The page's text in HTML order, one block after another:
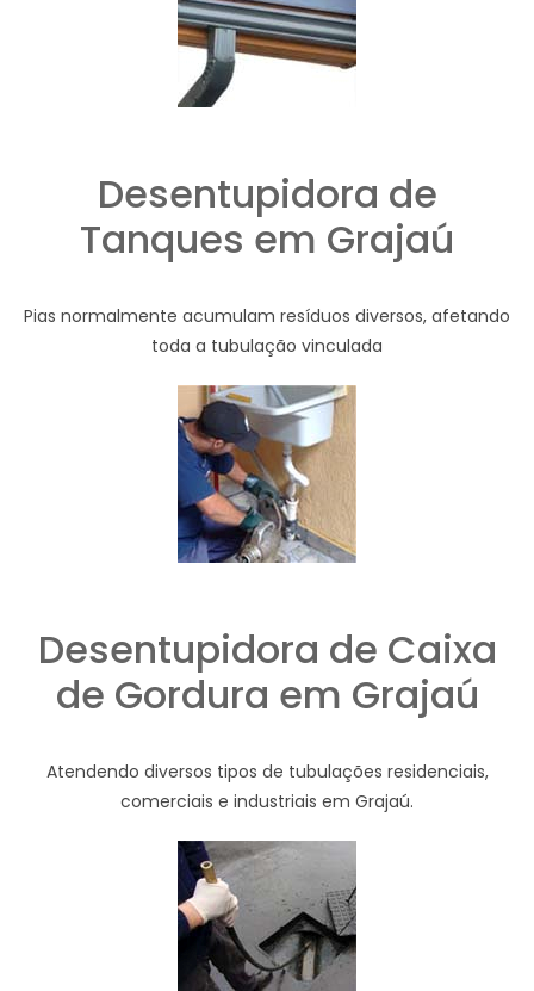
Desentupidora de
Tanques em Grajaú
Pias normalmente acumulam resíduos diversos, afetando
toda a tubulação vinculada
Desentupidora de Caixa
de Gordura em Grajaú
Atendendo diversos tipos de tubulações residenciais,
comerciais e industriais em Grajaú.